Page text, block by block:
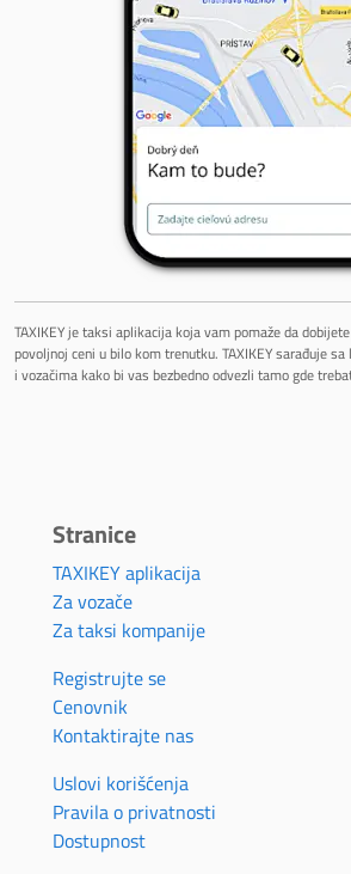
TAXIKEY je taksi aplikacija koja vam pomaže da
povoljnoj ceni u bilo kom trenutku. TAXIKEY sarađuje
i vozačima kako bi vas bezbedno odvezli tamo gde
Stranice
TAXIKEY aplikacija
Za vozače
Za taksi kompanije
Registrujte se
Cenovnik
Kontaktirajte nas
Uslovi korišćenja
Pravila o privatnosti
Dostupnost